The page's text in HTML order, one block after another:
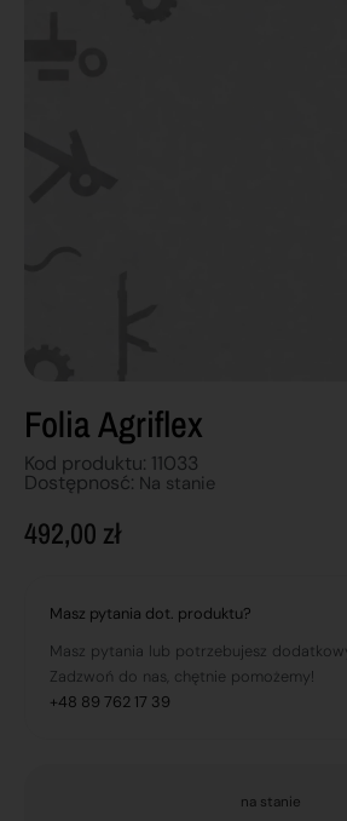
Folia Agriflex
Kod produktu: 11033
Dostępnosć: Na stanie
492,00 zł
Masz pytania dot. produktu?
Masz pytania lub potrzebujesz
Zadzwoń do nas, chętnie pomożemy!
+48 89 762 17 39
na stanie